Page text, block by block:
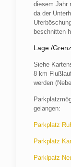
diesem Jahr
da der
beschnitten
Lage /
Siehe
8 km
werden
gelangen:
Parkplatz
Parkplatz
Parklpatz